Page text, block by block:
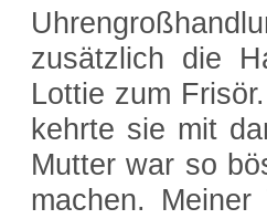
zusätzlich die
Lottie zum
kehrte sie mit
Mutter war so
machen.